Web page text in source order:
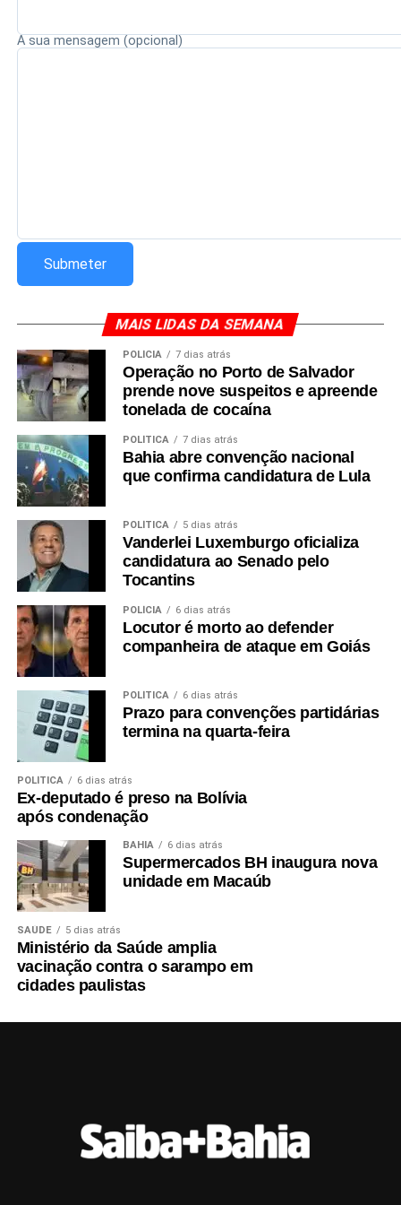
A sua mensagem (opcional)
MAIS LIDAS DA SEMANA
POLÍCIA 7 dias atrás
Operação no Porto de Salvador
prende nove suspeitos e apreende
tonelada de cocaína
POLÍTICA 7 dias atrás
Bahia abre convenção nacional
que confirma candidatura de Lula
POLÍTICA 5 dias atrás
Vanderlei Luxemburgo oficializa
candidatura ao Senado pelo
Tocantins
POLÍCIA 6 dias atrás
Locutor é morto ao defender
companheira de ataque em Goiás
POLÍTICA 6 dias atrás
Prazo para convenções partidárias
termina na quarta-feira
POLÍTICA 6 dias atrás
Ex-deputado é preso na Bolívia
após condenação
BAHIA 6 dias atrás
Supermercados BH inaugura nova
unidade em Macaúb
SAÚDE 5 dias atrás
Ministério da Saúde amplia
vacinação contra o sarampo em
cidades paulistas